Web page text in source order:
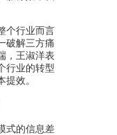
个行业而言
破解三方痛
，王淑洋表
行业的转型
效。
式的信息差